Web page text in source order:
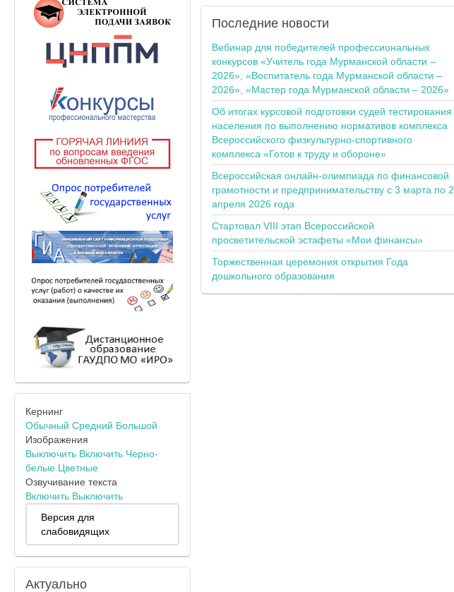
Последниеновости
Вебинар для победителей профессиональных
конкурсов «Учитель года Мурманской области –
2026», «Воспитатель года Мурманской области –
2026», «Мастер года Мурманской области – 2026»
Об итогах курсовой подготовки судей тестирования
населения по выполнению нормативов комплекса
Всероссийского физкультурно-спортивного
комплекса «Готов к труду и обороне»
Всероссийская онлайн-олимпиада по финансовой
грамотности и предпринимательству с 3 марта по 2
апреля 2026 года
Стартовал VIII этап Всероссийской
просветительской эстафеты «Мои финансы»
Торжественная церемония открытия Года
дошкольного образования
Кернинг
Обычный Средний Большой
Изображения
Выключить Включить Черно-
белые Цветные
Озвучивание текста
Включить Выключить
Версия для
слабовидящих
Актуально